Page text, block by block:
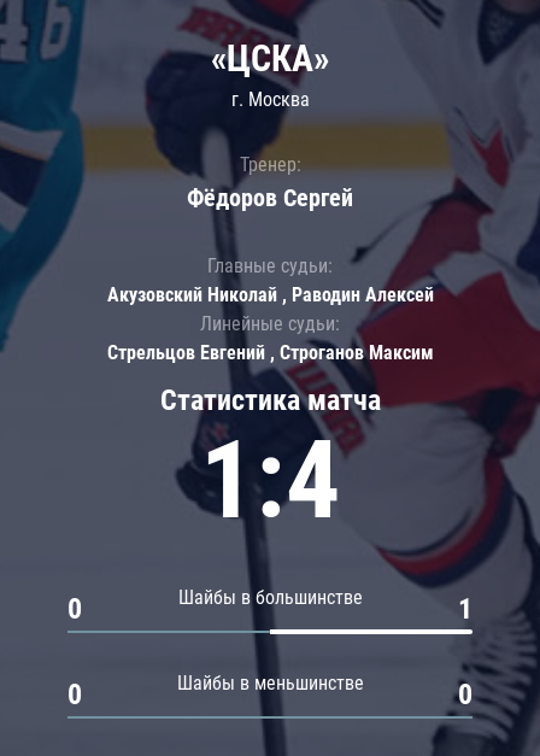
Статистика матча
1:4
Шайбы в большинстве
0 1
Шайбы в меньшинстве
0 0
«ЦСКА»
г. Москва
Тренер:
Фёдоров Сергей
Главные судьи:
Акузовский Николай , Раводин Алексей
Линейные судьи:
Стрельцов Евгений , Строганов Максим